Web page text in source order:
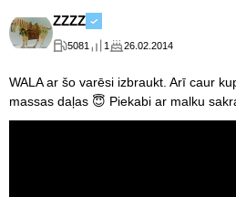
ZZZZ
5081 1 26.02.2014
WALA ar šo varēsi izbraukt. Arī caur
massas daļas 😇 Piekabi ar malku